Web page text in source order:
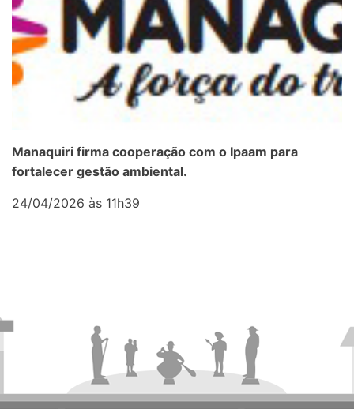
Manaquiri firma cooperação com o Ipaam para
fortalecer gestão ambiental.
24/04/2026 às 11h39